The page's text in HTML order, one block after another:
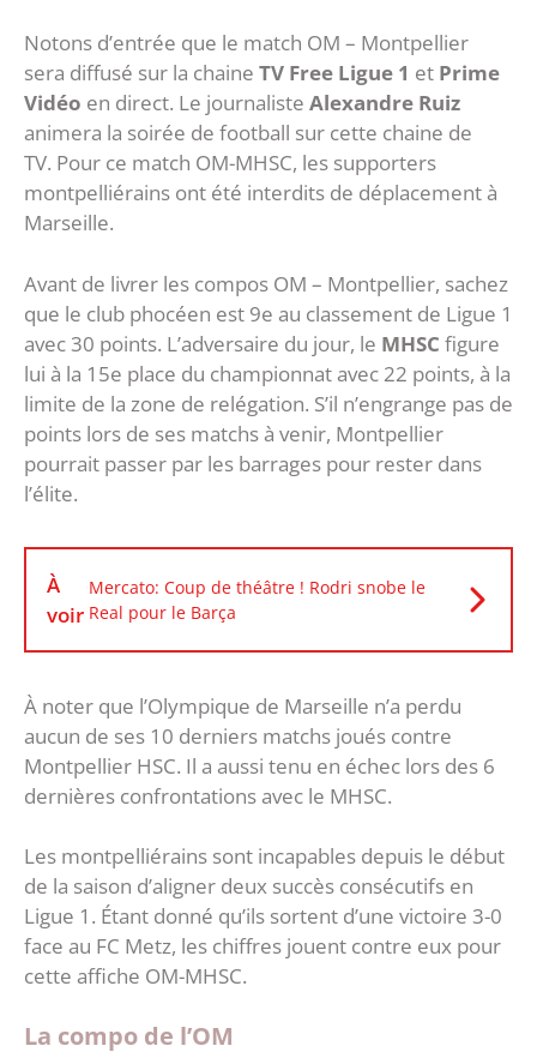
Notons d’entrée que le match OM – Montpellier
sera diffusé sur la chaine TV Free Ligue 1 et Prime
Vidéo en direct. Le journaliste Alexandre Ruiz
animera la soirée de football sur cette chaine de
TV. Pour ce match OM-MHSC, les supporters
montpelliérains ont été interdits de déplacement à
Marseille.
Avant de livrer les compos OM – Montpellier, sachez
que le club phocéen est 9e au classement de Ligue 1
avec 30 points. L’adversaire du jour, le MHSC figure
lui à la 15e place du championnat avec 22 points, à la
limite de la zone de relégation. S’il n’engrange pas de
points lors de ses matchs à venir, Montpellier
pourrait passer par les barrages pour rester dans
l’élite.
À
voir
Mercato: Coup de théâtre ! Rodri snobe le
Real pour le Barça
À noter que l’Olympique de Marseille n’a perdu
aucun de ses 10 derniers matchs joués contre
Montpellier HSC. Il a aussi tenu en échec lors des 6
dernières confrontations avec le MHSC.
Les montpelliérains sont incapables depuis le début
de la saison d’aligner deux succès consécutifs en
Ligue 1. Étant donné qu’ils sortent d’une victoire 3-0
face au FC Metz, les chiffres jouent contre eux pour
cette affiche OM-MHSC.
La compo de l’OM